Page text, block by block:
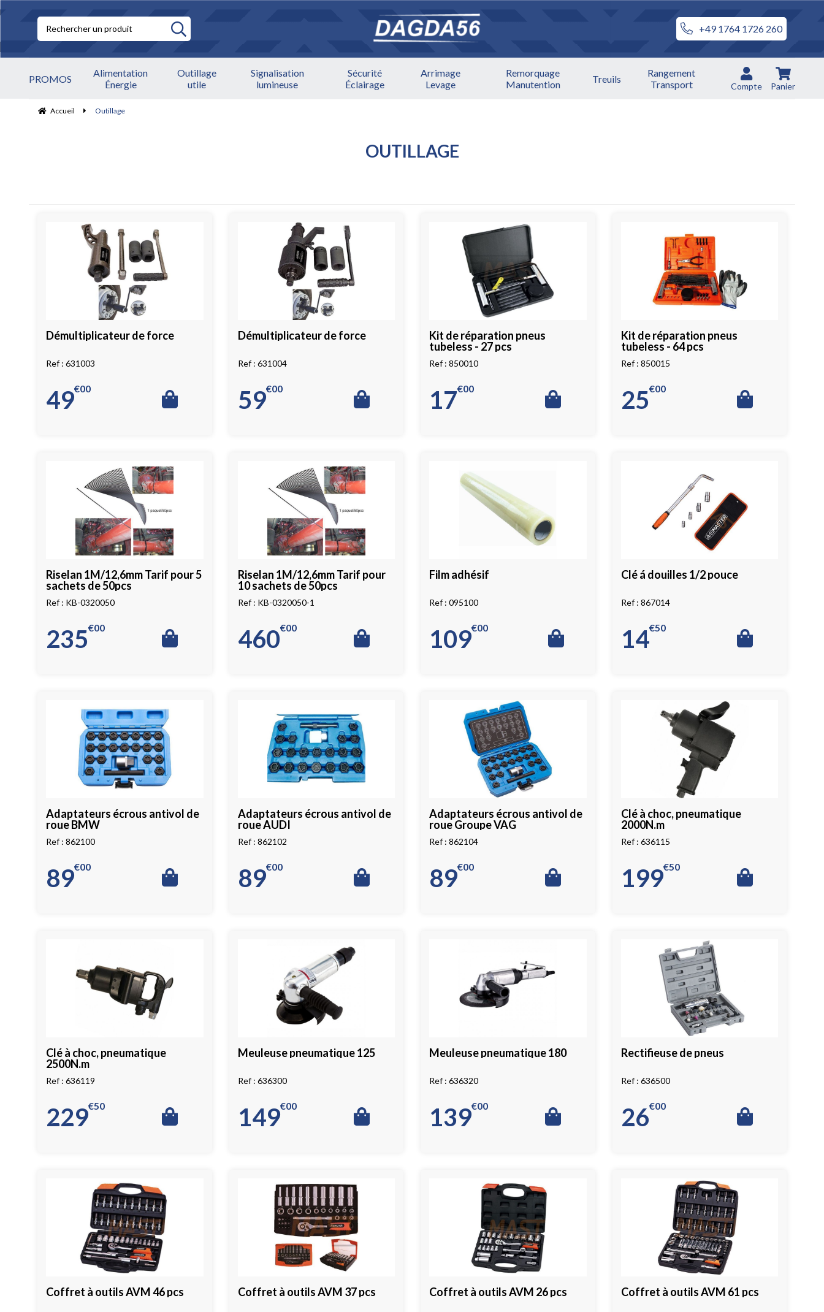
+49 1764 1726 260
PROMOS
Alimentation
Énergie
Outillage
utile
Signalisation
lumineuse
Sécurité
Éclairage
Arrimage
Levage
Remorquage
Manutention
Treuils
Rangement
Transport
Compte Panier
Accueil Outillage
OUTILLAGE
Démultiplicateur de force
631003
49 00
€
Démultiplicateur de force
631004
59 00
€
Kit de réparation pneus
tubeless - 27 pcs
850010
17 00
€
Kit de réparation pneus
tubeless - 64 pcs
850015
25 00
€
Riselan 1M/12,6mm Tarif pour 5
sachets de 50pcs
KB-0320050
235 00
€
Riselan 1M/12,6mm Tarif pour
10 sachets de 50pcs
KB-0320050-1
460 00
€
Film adhésif
095100
109 00
€
Clé á douilles 1/2 pouce
867014
14 50
€
Adaptateurs écrous antivol de
roue BMW
862100
89 00
€
Adaptateurs écrous antivol de
roue AUDI
862102
89 00
€
Adaptateurs écrous antivol de
roue Groupe VAG
862104
89 00
€
Clé à choc, pneumatique
2000N.m
636115
199 50
€
Clé à choc, pneumatique
2500N.m
636119
229 50
€
Meuleuse pneumatique 125
636300
149 00
€
Meuleuse pneumatique 180
636320
139 00
€
Rectifieuse de pneus
636500
26 00
€
Coffret à outils AVM 46 pcs Coffret à outils AVM 37 pcs Coffret à outils AVM 26 pcs Coffret à outils AVM 61 pcs